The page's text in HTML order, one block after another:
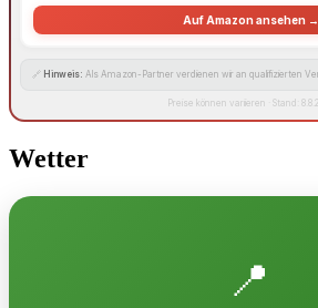
Auf Amazon ansehen →
🔗 Hinweis: Als Amazon-Partner verdienen wir an qualifizierten
Preise können variieren · Stand:
Wetter
📍